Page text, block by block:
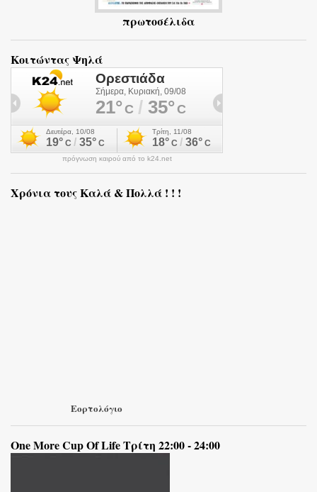
πρωτοσέλιδα
Κοιτώντας Ψηλά
πρόγνωση καιρού από το k24.net
Χρόνια τους Καλά & Πολλά ! ! !
Εορτολόγιο
One More Cup Of Life Τρίτη 22:00 - 24:00